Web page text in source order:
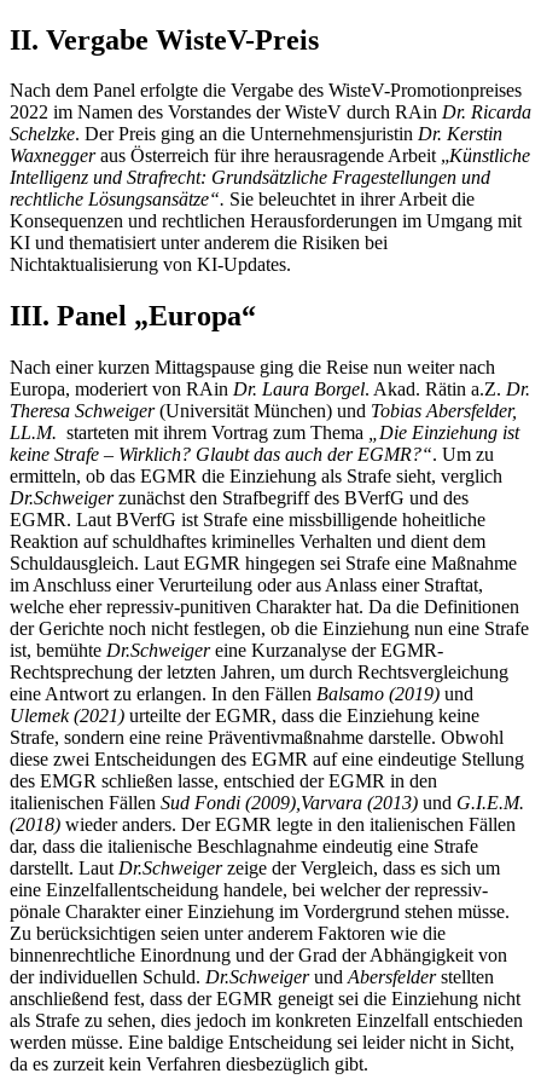
II. Vergabe WisteV-Preis
Nach dem Panel erfolgte die Vergabe des WisteV-Promotionpreises
2022 im Namen des Vorstandes der WisteV durch RAin Dr. Ricarda
Schelzke. Der Preis ging an die Unternehmensjuristin Dr. Kerstin
Waxneggeraus Österreich für ihre herausragende Arbeit „Künstliche
Intelligenz und Strafrecht: Grundsätzliche Fragestellungen und
rechtliche Lösungsansätze“. Sie beleuchtet in ihrer Arbeit die
Konsequenzen und rechtlichen Herausforderungen im Umgang mit
KI und thematisiert unter anderem die Risiken bei
Nichtaktualisierung von KI-Updates.
III. Panel „Europa“
Nach einer kurzen Mittagspause ging die Reise nun weiter nach
Europa, moderiert von RAin Dr. Laura Borgel. Akad. Rätin a.Z. Dr.
Theresa Schweiger(Universität München) und Tobias Abersfelder,
LL.M. starteten mit ihrem Vortrag zum Thema
„Die Einziehung ist
keine Strafe – Wirklich? Glaubt das auch der EGMR?“. Um zu
ermitteln, ob das EGMR die Einziehung als Strafe sieht, verglich
Dr.Schweigerzunächst den Strafbegriff des BVerfG und des
EGMR. Laut BVerfG ist Strafe eine missbilligende hoheitliche
Reaktion auf schuldhaftes kriminelles Verhalten und dient dem
Schuldausgleich. Laut EGMR hingegen sei Strafe eine Maßnahme
im Anschluss einer Verurteilung oder aus Anlass einer Straftat,
welche eher repressiv-punitiven Charakter hat. Da die Definitionen
der Gerichte noch nicht festlegen, ob die Einziehung nun eine Strafe
ist, bemühte Dr.Schweigereine Kurzanalyse der EGMR-
Rechtsprechung der letzten Jahren, um durch Rechtsvergleichung
eine Antwort zu erlangen. In den Fällen Balsamo (2019) und
Ulemek (2021) urteilte der EGMR, dass die Einziehung keine
Strafe, sondern eine reine Präventivmaßnahme darstelle. Obwohl
diese zwei Entscheidungen des EGMR auf eine eindeutige Stellung
des EMGR schließen lasse, entschied der EGMR in den
italienischen Fällen Sud Fondi (2009), Varvara (2013) und G.I.E.M.
(2018) wieder anders. Der EGMR legte in den italienischen Fällen
dar, dass die italienische Beschlagnahme eindeutig eine Strafe
darstellt. Laut Dr.Schweigerzeige der Vergleich, dass es sich um
eine Einzelfallentscheidung handele, bei welcher der repressiv-
pönale Charakter einer Einziehung im Vordergrund stehen müsse.
Zu berücksichtigen seien unter anderem Faktoren wie die
binnenrechtliche Einordnung und der Grad der Abhängigkeit von
der individuellen Schuld. Dr.Schweigerund Abersfelderstellten
anschließend fest, dass der EGMR geneigt sei die Einziehung nicht
als Strafe zu sehen, dies jedoch im konkreten Einzelfall entschieden
werden müsse. Eine baldige Entscheidung sei leider nicht in Sicht,
da es zurzeit kein Verfahren diesbezüglich gibt.